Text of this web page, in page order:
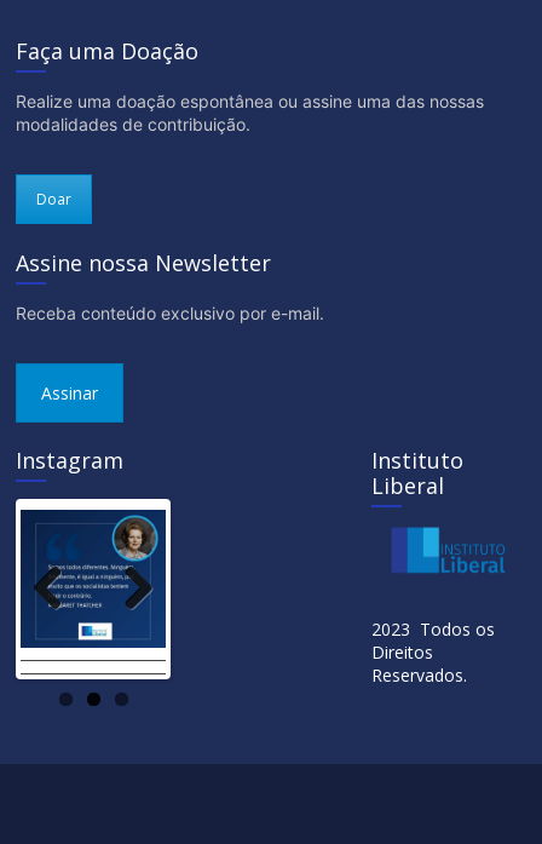
Faça uma Doação
Realize uma doação espontânea ou assine uma das nossas
modalidades de contribuição.
Doar
Assine nossa Newsletter
Receba conteúdo exclusivo por e-mail.
Assinar
Instagram
ous
Instituto
Liberal
2023 Todos os
Direitos
Reservados.